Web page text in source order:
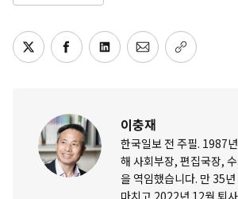
이충재
한국일보 전 주필. 1987
해 사회부장, 편집국장,
을 역임했습니다. 만 35
마치고 2022년 12월 퇴